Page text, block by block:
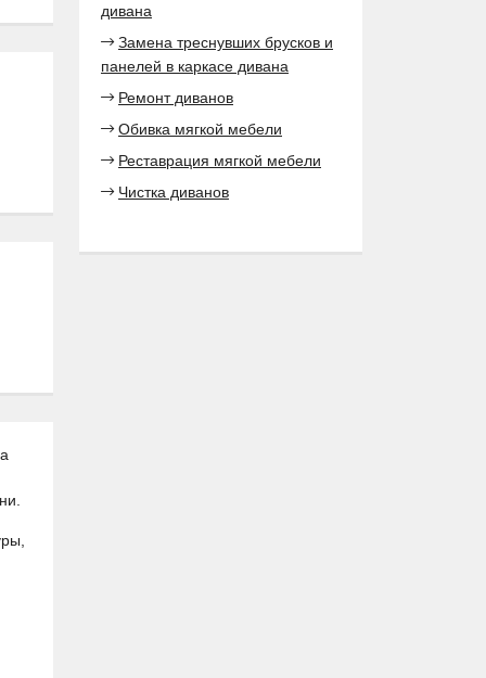
дивана
Замена треснувших брусков и
панелей в каркасе дивана
Ремонт диванов
Обивка мягкой мебели
Реставрация мягкой мебели
Чистка диванов